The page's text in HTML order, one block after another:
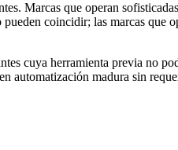
Marcas que operan
coincidir; las marcas que
cuya herramienta previa no
automatización madura sin